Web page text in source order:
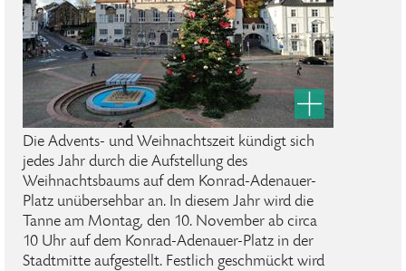
Die Advents- und Weihnachtszeit kündigt sich
jedes Jahr durch die Aufstellung des
Weihnachtsbaums auf dem Konrad-Adenauer-
Platz unübersehbar an. In diesem Jahr wird die
Tanne am Montag, den 10. November ab circa
10 Uhr auf dem Konrad-Adenauer-Platz in der
Stadtmitte aufgestellt. Festlich geschmückt wird